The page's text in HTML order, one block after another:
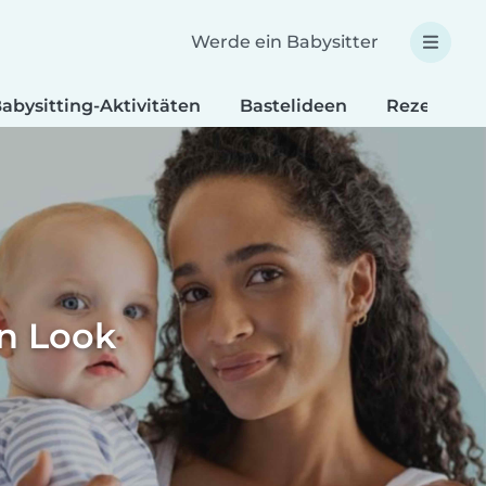
Werde ein Babysitter
Aktivitäten Bastelideen Rezepte
Look